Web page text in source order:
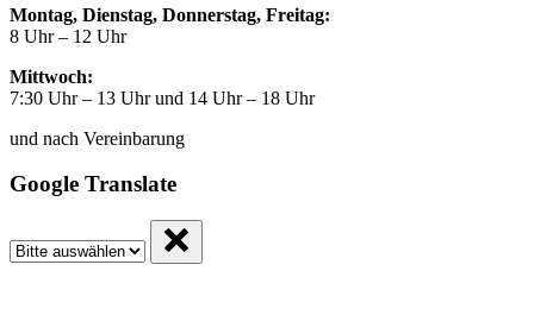
Montag, Dienstag, Donnerstag, Freitag:
8 Uhr – 12 Uhr
Mittwoch:
7:30 Uhr – 13 Uhr und 14 Uhr – 18 Uhr
und nach Vereinbarung
Google Translate